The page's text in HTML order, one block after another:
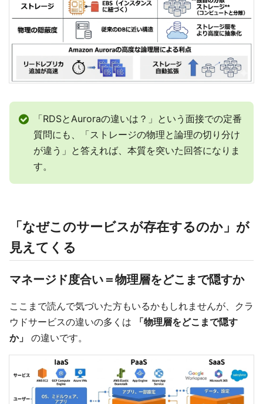
「RDSとAuroraの違いは？」という面接での定番
質問にも、「ストレージの物理と論理の切り分け
が違う」と答えれば、本質を突いた回答になりま
す。
「なぜこのサービスが存在するのか」が
見えてくる
マネージド度合い＝物理層をどこまで隠すか
ここまで読んで気づいた方もいるかもしれませんが、クラ
ウドサービスの違いの多くは
「物理層をどこまで隠す
か」
の違いです。